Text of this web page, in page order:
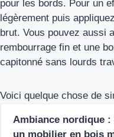
pour les bords. Pour un
légèrement puis
brut. Vous pouvez aussi
rembourrage fin et une
capitonné sans lourds
Voici quelque chose de
Ambiance nordique
un mobilier en bois